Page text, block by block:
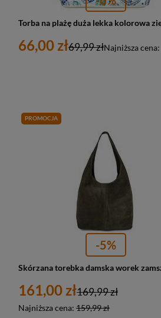
66,00 zł Najniższa cena:
69,99 zł
PROMOCJA
-5%
161,00 zł
Najniższa cena: 159,99 zł
169,99 zł